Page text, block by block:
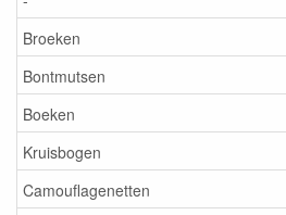
Broeken
Bontmutsen
Boeken
Kruisbogen
Camouflagenetten